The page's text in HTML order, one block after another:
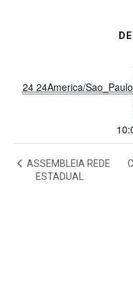
24 24America/
ASSEMBLEIA REDE
ESTADUAL